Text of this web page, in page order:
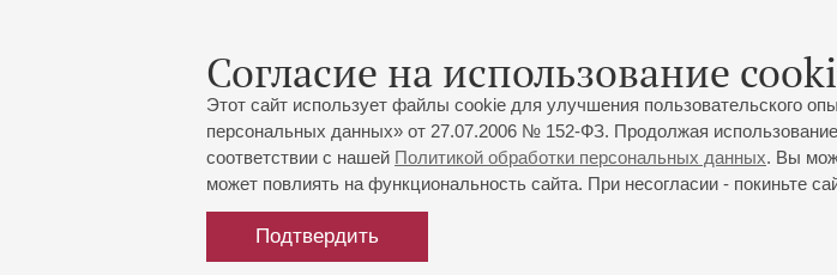
Согласие на использование
Этот сайт использует файлы cookie для улучшения пользовательского
персональных данных» от 27.07.2006 № 152-ФЗ. Продолжая
соответствии с нашей Политикой обработки персональных данных. Вы
может повлиять на функциональность сайта. При несогласии - покиньте
Подтвердить
Награжден медалью ордена «За